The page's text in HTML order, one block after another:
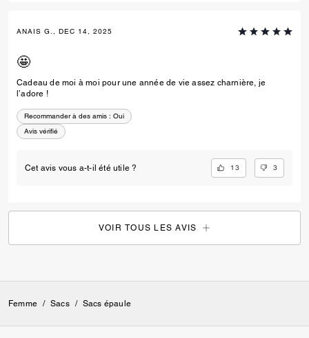
ANAIS G., DEC 14, 2025
🤩
Cadeau de moi à moi pour une année de vie assez charnière, je
l’adore !
Recommander à des amis : Oui
Avis vérifié
Cet avis vous a-t-il été utile ? 13 3
VOIR TOUS LES AVIS
Femme / Sacs / Sacs épaule